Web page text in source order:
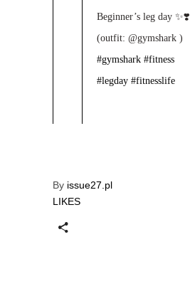
Beginner’s leg day ✨❣️
(outfit: @gymshark )
#gymshark #fitness
#legday #fitnesslife
By issue27.pl
LIKES